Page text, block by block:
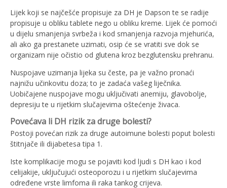
Lijek koji se najčešće propisuje za DH je Dapson te se radije
propisuje u obliku tablete nego u obliku kreme. Lijek će pomoći
u dijelu smanjenja svrbeža i kod smanjenja razvoja mjehurića,
ali ako ga prestanete uzimati, osip će se vratiti sve dok se
organizam nije očistio od glutena kroz bezglutensku prehranu.
Nuspojave uzimanja lijeka su česte, pa je važno pronaći
najnižu učinkovitu doza; to je zadaća vašeg liječnika.
Uobičajene nuspojave mogu uključivati ​​anemiju, glavobolje,
depresiju te u rijetkim slučajevima oštećenje živaca.
Povećava li DH rizik za druge bolesti?
Postoji povećan rizik za druge autoimune bolesti poput bolesti
štitnjače ili dijabetesa tipa 1.
Iste komplikacije mogu se pojaviti kod ljudi s DH kao i kod
celijakije, uključujući osteoporozu i u rijetkim slučajevima
određene vrste limfoma ili raka tankog crijeva.